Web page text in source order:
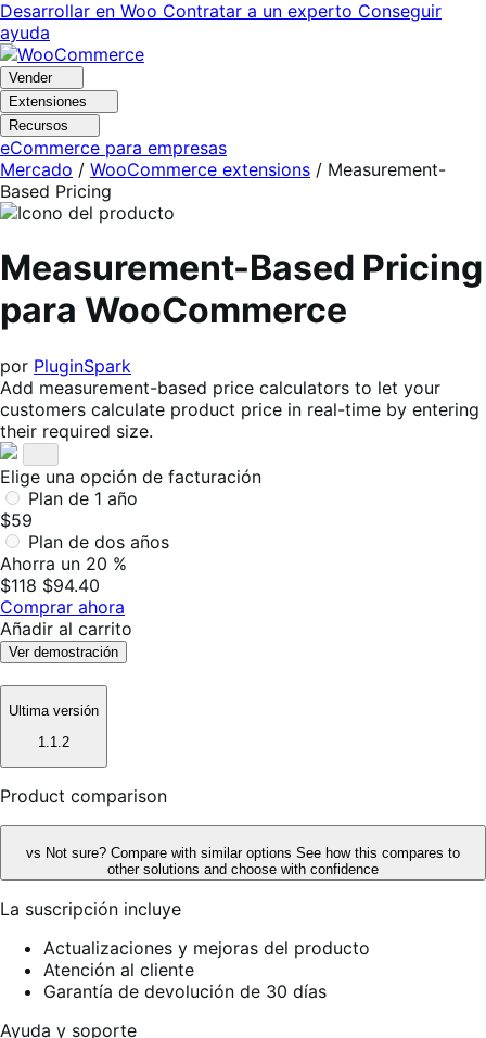
Ir
a
navegación
Saltar
al
contenido
Desarrollar en Woo Contratar a un experto Conseguir
ayuda
Vender
Extensiones
Recursos
eCommerce para empresas
Mercado / WooCommerce extensions / Measurement-
Based Pricing
Measurement-Based Pricing
para WooCommerce
por PluginSpark
Add measurement-based price calculators to let your
customers calculate product price in real-time by entering
their required size.
Elige una opción de facturación
Plan de 1 año
$59
Plan de dos años
Ahorra un 20 %
$118 $94.40
Comprar ahora
Añadir al carrito
Ver demostración
Ultima versión
1.1.2
Product comparison
vs Not sure? Compare with similar options See how this compares to
other solutions and choose with confidence
La suscripción incluye
Actualizaciones y mejoras del producto
Atención al cliente
Garantía de devolución de 30 días
Ayuda y soporte